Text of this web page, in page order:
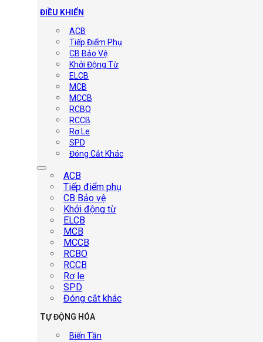
ĐIỀU KHIỂN
ACB
Tiếp Điểm Phụ
CB Bảo Vệ
Khởi Động Từ
ELCB
MCB
MCCB
RCBO
RCCB
Rơ Le
SPD
Đóng Cắt Khác
ACB
Tiếp điểm phụ
CB Bảo vệ
Khởi động từ
ELCB
MCB
MCCB
RCBO
RCCB
Rơ le
SPD
Đóng cắt khác
TỰ ĐỘNG HÓA
Biến Tần